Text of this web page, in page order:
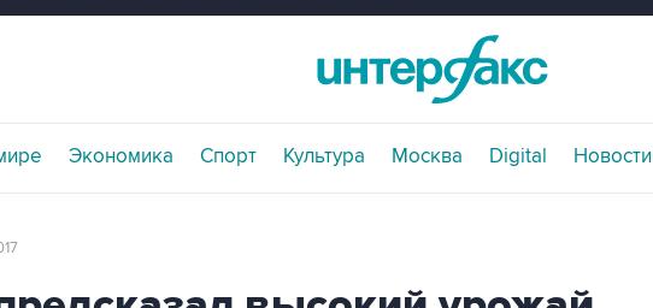
Экономика Спорт Культура Москва Digital Новости